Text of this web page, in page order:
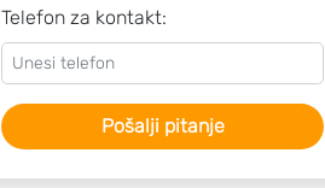
Telefon za kontakt:
Pošalji pitanje